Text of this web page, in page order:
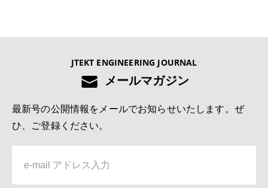
切削工具の異常検知および寿命予測システムの開発
No.1022 2025 モノづくりとモノづくり設備を支える技術特集号
深溝玉軸受用樹脂保持器の疲労強度解析技術
6位
No.1019 2022 自動車関連技術特集号
JTEKT ENGINEERING JOURNAL
メールマガジン
最新号の公開情報をメールでお知らせいたします。ぜ
ひ、ご登録ください。